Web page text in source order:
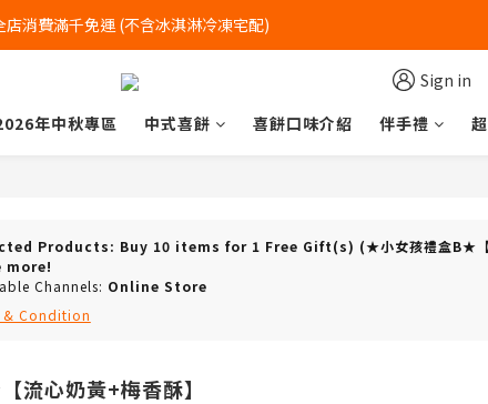
店消費滿千免運 (不含冰淇淋冷凍宅配)
店消費滿千免運 (不含冰淇淋冷凍宅配)
喜餅每消費滿一萬元，加贈2個一斤大餅
店消費滿千免運 (不含冰淇淋冷凍宅配)
Sign in
年中秋專區 中式喜餅 喜餅口味介紹 伴手禮
Products: Buy 10 items for 1 Free Gift(s) (★小女孩禮盒B★【
more!
Channels: Online Store
& Condition
流心奶黃+梅香酥】